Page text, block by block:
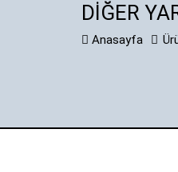
DİĞER
Anasayfa